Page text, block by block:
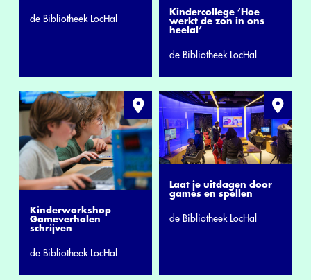
de Bibliotheek LocHal
Kindercollege ‘Hoe
werkt de zon in ons
heelal’
de Bibliotheek LocHal
Kinderworkshop
Gameverhalen
schrijven
de Bibliotheek LocHal
Laat je uitdagen door
games en spellen
de Bibliotheek LocHal